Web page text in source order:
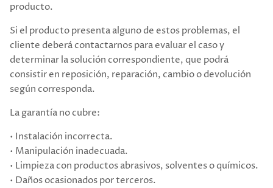
producto.
Si el producto presenta alguno de estos problemas, el
cliente deberá contactarnos para evaluar el caso y
determinar la solución correspondiente, que podrá
consistir en reposición, reparación, cambio o devolución
según corresponda.
La garantía no cubre:
• Instalación incorrecta.
• Manipulación inadecuada.
• Limpieza con productos abrasivos, solventes o químicos.
• Daños ocasionados por terceros.